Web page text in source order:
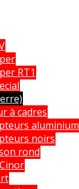
RT1
à cadres
aluminium
noirs
rond